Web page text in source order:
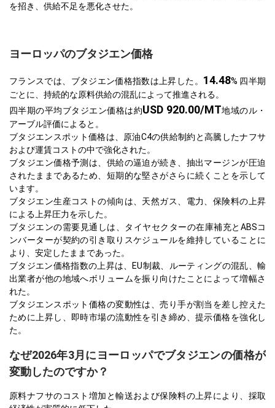
を招き、供給不足を悪化させた。
ヨーロッパのブタジエン価格
フランスでは、ブタジエン価格指数は上昇した。 14.48% 四半期
ごとに、持続的な原料供給の混乱によって推進される。
四半期の平均ブタジエン価格は約USD 920.00/MT地域のル・
アーブル評価によると。
ブタジエンスポット価格は、原油C4の供給制約と高騰したナフサ
および運賃コストの中で強化された。
ブタジエン価格予測は、供給の逼迫が続き、抽出マージンが圧迫
されたままであるため、短期的な堅さがさらに続くことを示して
います。
ブタジエン生産コストの傾向は、天然ガス、電力、保険料の上昇
による上昇圧力を示した。
ブタジエンの需要見通しは、タイヤセクターの在庫補充とABSコ
ンバーターが契約の引き取りスケジュールを維持していることに
より、安定したままであった。
ブタジエン価格指数の上昇は、EU制裁、ルーティングの混乱、輸
出業者が他の地域へボリュームを振り向けたことによって増幅さ
れた。
ブタジエンスポット価格の変動性は、売り手が割当を差し控えた
ために上昇し、即時市場の流動性を引き締め、提示価格を強化し
た。
なぜ2026年3月にヨーロッパでブタジエンの価格が
変動したのですか？
原料ナフサのコスト増加と輸送および保険料の上昇により、採取